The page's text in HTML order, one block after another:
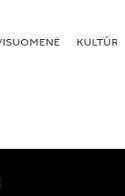
KULTŪRA